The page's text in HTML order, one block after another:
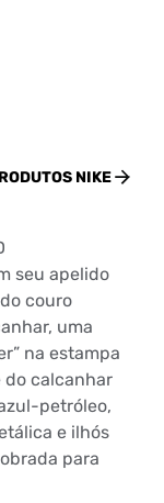
NIKE
seu apelido
couro
uma
na estampa
do calcanhar
petróleo,
e ilhós
para